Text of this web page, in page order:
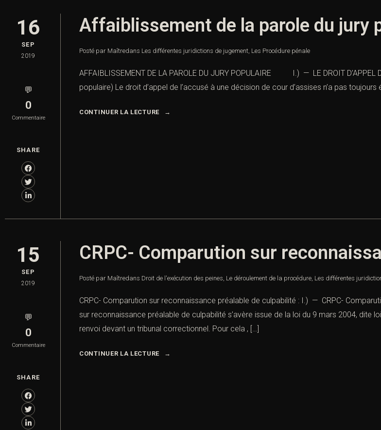
16
SEP
2019
💬
0
Commentaire
SHARE
Affaiblissement de la parole du jury
Posté par Maîtredans Les différentes juridictions de jugement, Les Procédure pénale
AFFAIBLISSEMENT DE LA PAROLE DU JURY POPULAIRE I.) — LE DROIT
populaire) Le droit d’appel de l’accusé à une décision de cour d’assises n’a pas
CONTINUER LA LECTURE
15
SEP
2019
💬
0
Commentaire
SHARE
CRPC- Comparution sur
Posté par Maîtredans Droit de l'exécution des peines, Le déroulement de la procédure, Les différentes
CRPC- Comparution sur reconnaissance préalable de culpabilité : I.) — CRPC-
sur reconnaissance préalable de culpabilité s’avère issue de la loi du 9 mars 2004, dite
renvoi devant un tribunal correctionnel. Pour cela , […]
CONTINUER LA LECTURE